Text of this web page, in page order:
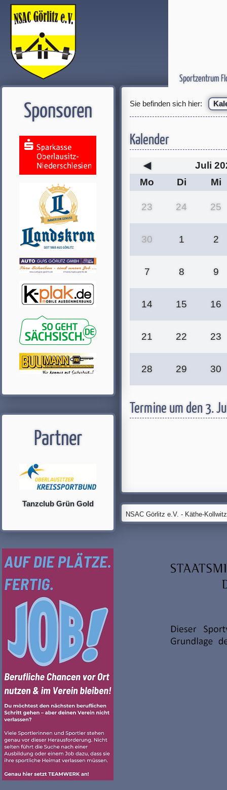
Sportzentrum
Sie befinden sich hier:
Kalender
◀
Juli
Mo
Di Mi
23 24 25
30 1 2
7 8 9
14 15 16
21 22 23
28 29 30
Termine um den 3.
NSAC Görlitz e.V. - Käthe-
Sponsoren
Partner
Tanzclub Grün Gold